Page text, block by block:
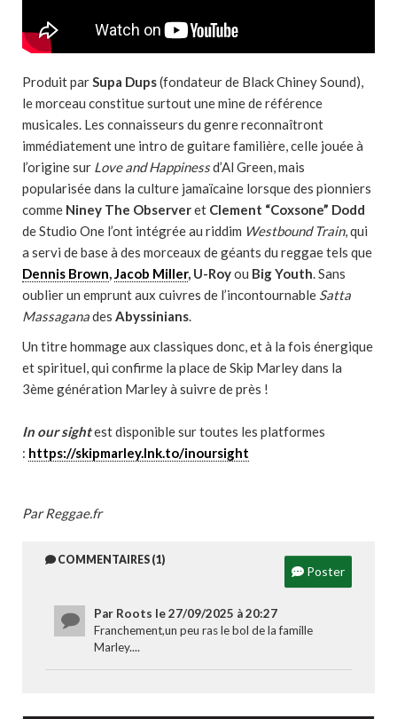
Produit parSupa Dups(fondateur de Black Chiney Sound),
le morceau constitue surtout une mine de référence
musicales. Les connaisseurs du genre reconnaîtront
immédiatement une intro de guitare familière, celle jouée à
l’origine sur Love and Happinessd’Al Green, mais
popularisée dans la culture jamaïcaine lorsque des pionniers
comme Niney The Observeret Clement “Coxsone” Dodd
de Studio One l’ont intégrée au riddim Westbound Train, qui
a servi de base à des morceaux de géants du reggae tels que
Dennis Brown,Jacob Miller, U-Royou Big Youth. Sans
oublier un emprunt aux cuivres de l’incontournable Satta
Massaganades Abyssinians.
Un titre hommage aux classiques donc, et à la fois énergique
et spirituel, qui confirme la place de Skip Marley dans la
3ème génération Marley à suivre de près !
In our sightest disponible sur toutes les platformes
: https://skipmarley.lnk.to/inoursight
Par Reggae.fr
COMMENTAIRES (1)
Poster
Par Roots le 27/09/2025 à 20:27
Franchement,un peu ras le bol de la famille
Marley....